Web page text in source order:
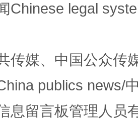
荒背后
Chinese legal
传媒、中国公众传
publics news/
息留言板管理人员